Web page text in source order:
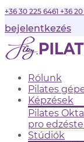
+36 30 225 6461 +36
bejelentkezés
Rólunk
Pilates
Képzések
Pilates
pro
Stúdiók